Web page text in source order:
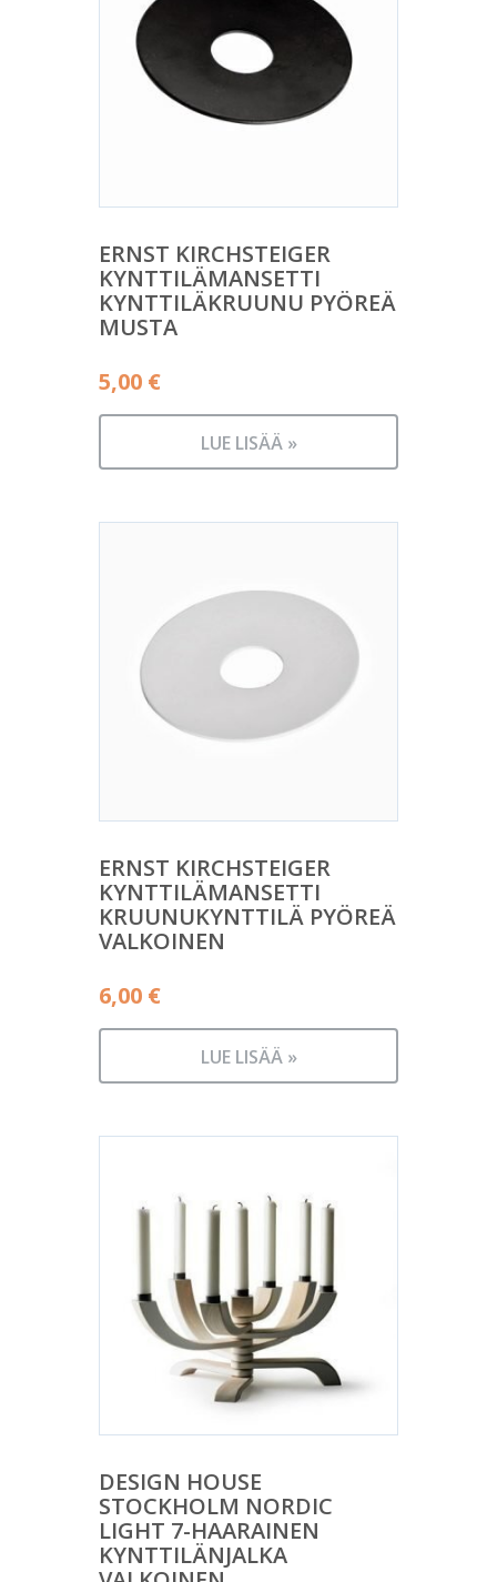
ERNST KIRCHSTEIGER
KYNTTILÄMANSETTI
KYNTTILÄKRUUNU PYÖREÄ
MUSTA
5,00 €
LUE LISÄÄ »
ERNST KIRCHSTEIGER
KYNTTILÄMANSETTI
KRUUNUKYNTTILÄ PYÖREÄ
VALKOINEN
6,00 €
LUE LISÄÄ »
DESIGN HOUSE
STOCKHOLM NORDIC
LIGHT 7-HAARAINEN
KYNTTILÄNJALKA